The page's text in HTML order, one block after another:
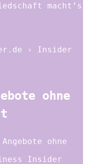
macht’s
› Insider
ohne
ohne
Insider